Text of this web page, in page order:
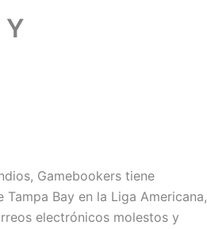
Y
Gamebookers tiene
Bay en la Liga Americana,
electrónicos molestos y